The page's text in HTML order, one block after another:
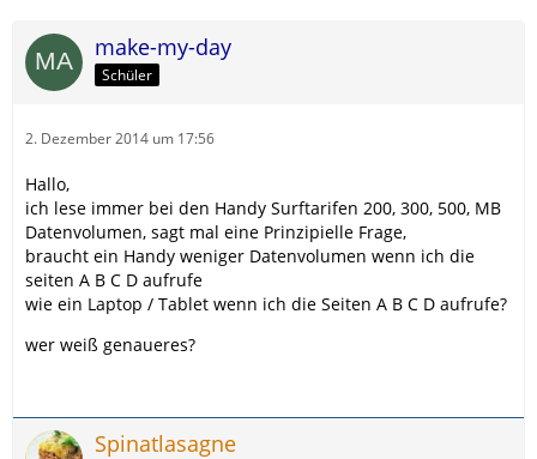
make-my-day
Schüler
2. Dezember 2014 um 17:56
Hallo,
ich lese immer bei den Handy Surftarifen 200, 300, 500, MB
Datenvolumen, sagt mal eine Prinzipielle Frage,
braucht ein Handy weniger Datenvolumen wenn ich die
seiten A B C D aufrufe
wie ein Laptop / Tablet wenn ich die Seiten A B C D aufrufe?
wer weiß genaueres?
Spinatlasagne